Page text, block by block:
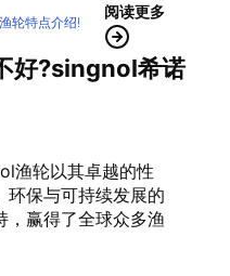
轮特点介绍!
阅读更多
好?singnol希诺
渔轮以其卓越的性
环保与可持续发展的
，赢得了全球众多渔